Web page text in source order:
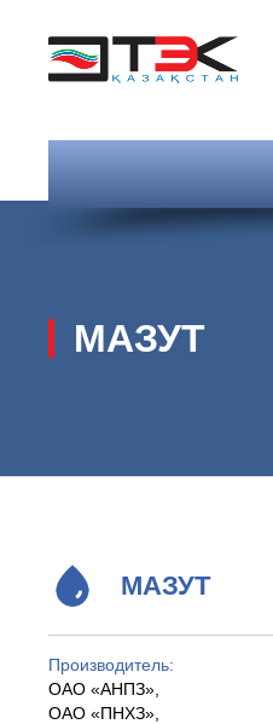
МАЗУТ
МАЗУТ
Производитель:
ОАО «АНПЗ»,
ОАО «ПНХЗ»,